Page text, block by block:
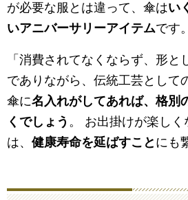
が必要な服とは違って、傘はい
いアニバーサリーアイテムです。
「消費されてなくならず、形と
でありながら、伝統工芸として
傘に名入れがしてあれば、格別
くでしょう 。 お出掛けが楽しく
は、 健康寿命を延ばすこと にも